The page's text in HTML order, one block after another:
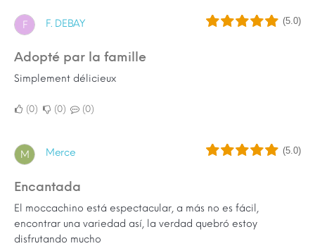
F F. DEBAY (5.0)
Adopté par la famille
Simplement délicieux
0 0 0
M Merce (5.0)
Encantada
El moccachino está espectacular, a más no es fácil,
encontrar una variedad así, la verdad quebró estoy
disfrutando mucho